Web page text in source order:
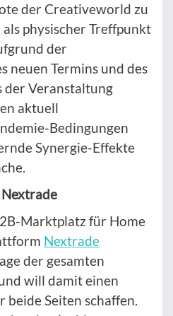
der Creativeworld zu
physischer Treffpunkt
der
neuen Termins und des
der Veranstaltung
aktuell
Bedingungen
Synergie-Effekte
Marktplatz für Home
Nextrade
der gesamten
will damit einen
Seiten schaffen.